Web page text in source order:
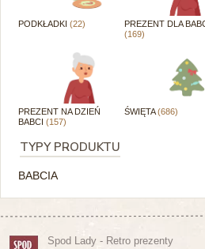
PODKŁADKI (22)
PREZENT DLA
(169)
PREZENT NA DZIEŃ
BABCI (157)
ŚWIĘTA(686)
TYPY PRODUKTU
BABCIA
Spod Lady - Retro prezenty